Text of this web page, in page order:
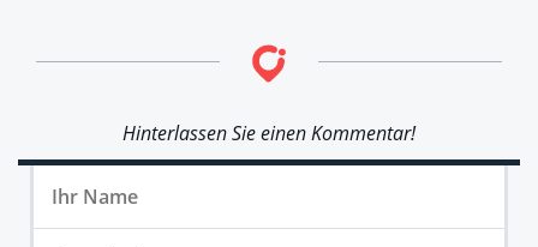
Hinterlassen Sie einen Kommentar!